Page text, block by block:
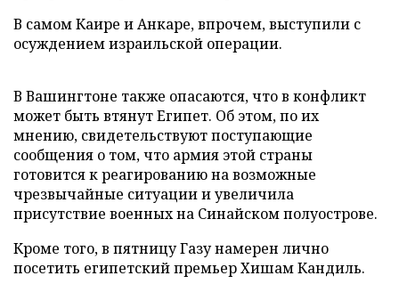
В самом Каире и Анкаре, впрочем, выступили с
осуждением израильской операции.
В Вашингтоне также опасаются, что в конфликт
может быть втянут Египет. Об этом, по их
мнению, свидетельствуют поступающие
сообщения о том, что армия этой страны
готовится к реагированию на возможные
чрезвычайные ситуации и увеличила
присутствие военных на Синайском полуострове.
Кроме того, в пятницу Газу намерен лично
посетить египетский премьер Хишам Кандиль.